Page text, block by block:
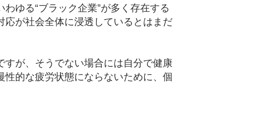
ゆる“ブラック企業”が多く存在する
応が社会全体に浸透しているとはまだ
が、そうでない場合には自分で健康
的な疲労状態にならないために、個